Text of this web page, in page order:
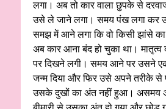
लगा। अब तो कार वाला छुपके से
उसे ले जाने लगा। समय पंख लगा
समझ में आने लगा कि वो किसी झांसे का
अब कार आना बंद हो चुका था।
पर दिखने लगी। समय आने पर उसने
जन्म दिया और फिर उसे अपने तरीके
उसके दुखों का अंत नहीं हुआ। असमय